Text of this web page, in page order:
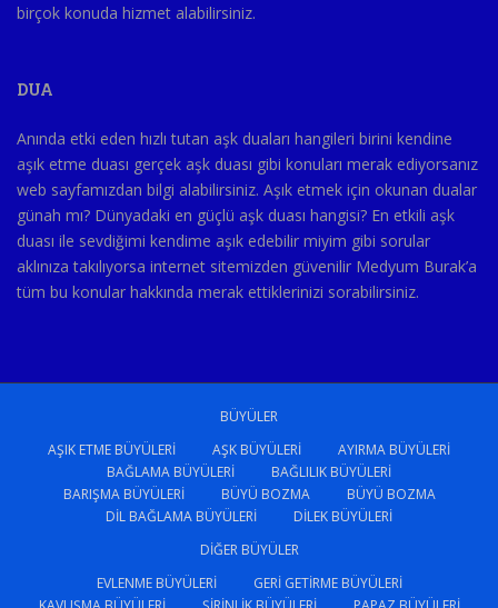
birçok konuda hizmet alabilirsiniz.
DUA
Anında etki eden hızlı tutan aşk duaları hangileri birini kendine
aşık etme duası gerçek aşk duası gibi konuları merak ediyorsanız
web sayfamızdan bilgi alabilirsiniz. Aşık etmek için okunan dualar
günah mı? Dünyadaki en güçlü aşk duası hangisi? En etkili aşk
duası ile sevdiğimi kendime aşık edebilir miyim gibi sorular
aklınıza takılıyorsa internet sitemizden güvenilir Medyum Burak’a
tüm bu konular hakkında merak ettiklerinizi sorabilirsiniz.
BÜYÜLER
AŞIK ETME BÜYÜLERI
AŞK BÜYÜLERI
AYIRMA BÜYÜLERI
BAĞLAMA BÜYÜLERI
BAĞLILIK BÜYÜLERI
BARIŞMA BÜYÜLERI
BÜYÜ BOZMA
BÜYÜ BOZMA
DIL BAĞLAMA BÜYÜLERI
DILEK BÜYÜLERI
DIĞER BÜYÜLER
EVLENME BÜYÜLERI
GERI GETIRME BÜYÜLERI